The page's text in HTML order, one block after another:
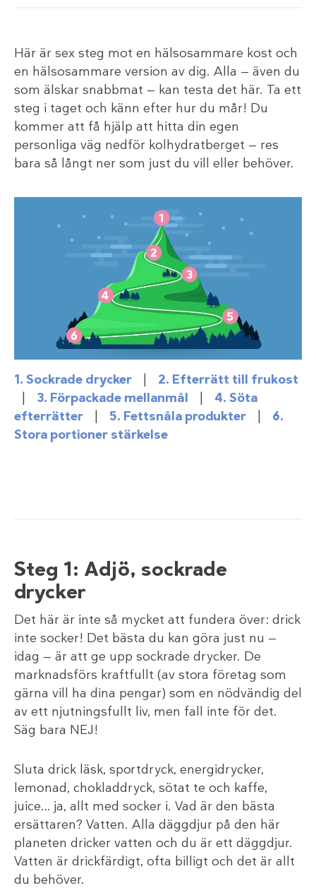
Här är sex steg mot en hälsosammare kost och
en hälsosammare version av dig. Alla — även du
som älskar snabbmat — kan testa det här. Ta ett
steg i taget och känn efter hur du mår! Du
kommer att få hjälp att hitta din egen
personliga väg nedför kolhydratberget — res
bara så långt ner som just du vill eller behöver.
1. Sockrade drycker | 2. Efterrätt till frukost
| 3. Förpackade mellanmål | 4. Söta
efterrätter
| 5. Fettsnåla produkter | 6.
Stora portioner stärkelse
Steg 1: Adjö, sockrade
drycker
Det här är inte så mycket att fundera över: drick
inte socker! Det bästa du kan göra just nu —
idag — är att ge upp sockrade drycker. De
marknadsförs kraftfullt (av stora företag som
gärna vill ha dina pengar) som en nödvändig del
av ett njutningsfullt liv, men fall inte för det.
Säg bara NEJ!
Sluta drick läsk, sportdryck, energidrycker,
lemonad, chokladdryck, sötat te och kaffe,
juice… ja, allt med socker i. Vad är den bästa
ersättaren? Vatten. Alla däggdjur på den här
planeten dricker vatten och du är ett däggdjur.
Vatten är drickfärdigt, ofta billigt och det är allt
du behöver.